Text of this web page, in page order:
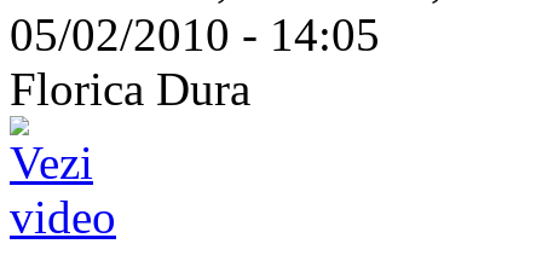
05/02/2010 - 14:05
Florica Dura